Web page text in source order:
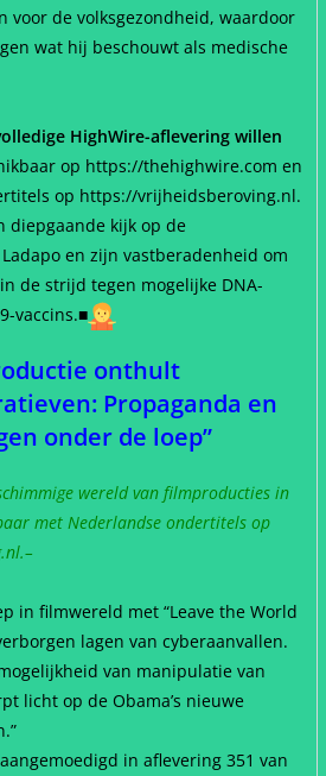
voor de volksgezondheid, waardoor
wat hij beschouwt als medische
HighWire-aflevering willen
op https://thehighwire.com en
op https://vrijheidsberoving.nl.
diepgaande kijk op de
en zijn vastberadenheid om
de strijd tegen mogelijke DNA-
vaccins.■
onthult
Propaganda en
onder de loep”
wereld van filmproducties in
met Nederlandse ondertitels op
in filmwereld met “Leave the World
lagen van cyberaanvallen.
van manipulatie van
licht op de Obama’s nieuwe
in aflevering 351 van